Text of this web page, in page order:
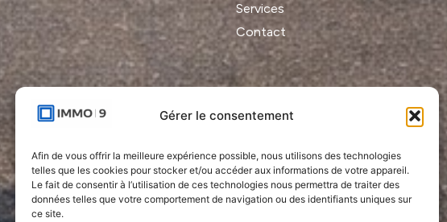
Gérer le consentement
Afin de vous offrir la meilleure expérience possible, nous utilisons des technologies
telles que les cookies pour stocker et/ou accéder aux informations de votre appareil.
Le fait de consentir à l’utilisation de ces technologies nous permettra de traiter des
données telles que votre comportement de navigation ou des identifiants uniques sur
ce site.
Services
Contact